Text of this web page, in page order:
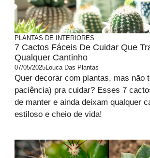
PLANTAS DE INTERIORES
7 Cactos Fáceis De Cuidar Que
Qualquer Cantinho
07/05/2025Louca Das Plantas
Quer decorar com plantas, mas não
paciência) pra cuidar? Esses 7
de manter e ainda deixam qualquer
estiloso e cheio de vida!